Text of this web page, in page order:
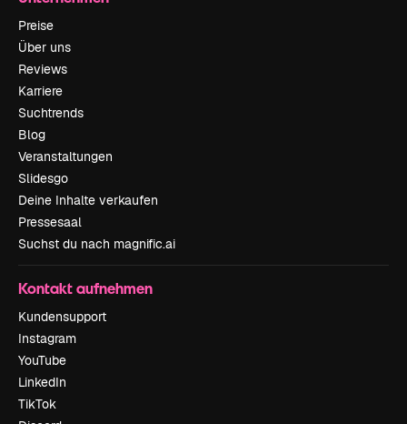
Preise
Über uns
Reviews
Karriere
Suchtrends
Blog
Veranstaltungen
Slidesgo
Deine Inhalte verkaufen
Pressesaal
Suchst du nach magnific.ai
Kontakt aufnehmen
Kundensupport
Instagram
YouTube
LinkedIn
TikTok